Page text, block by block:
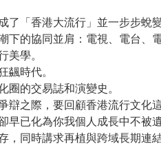
了「香港大流行」並一步步蛻
下的協同並肩：電視、電台、
美學。
飊時代。
圈的交易誌和演變史。
辯之際，要回顧香港流行文
早已化為你我個人成長中不被
，同時講求再植與跨域長期